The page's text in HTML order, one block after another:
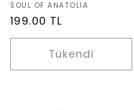
Satıcı:
SOUL OF ANATOLIA
Normal
fiyat
199.00 TL
Tükendi